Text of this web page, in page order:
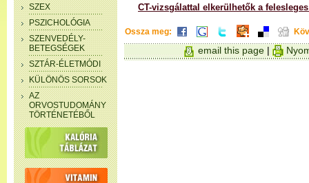
SZEX
PSZICHOLÓGIA
SZENVEDÉLY-
BETEGSÉGEK
SZTÁR-ÉLETMÓDI
KÜLÖNÖS SORSOK
AZ
ORVOSTUDOMÁNY
TÖRTÉNETÉBŐL
CT-vizsgálattal elkerülhetők a
Ossza meg:
email this page |